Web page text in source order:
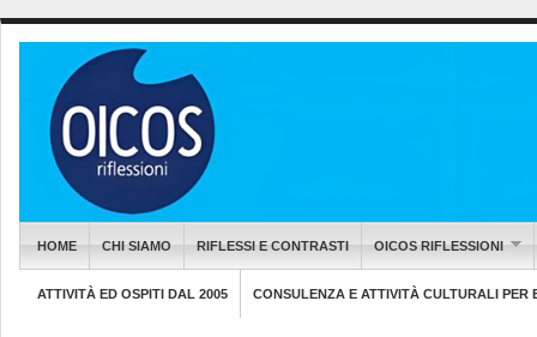
HOME CHI SIAMO RIFLESSI E CONTRASTI OICOS RIFLESSIONI
ATTIVITÀ ED OSPITI DAL 2005 CONSULENZA E ATTIVITÀ CULTURALI PER